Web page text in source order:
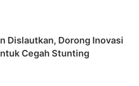
Dislautkan, Dorong Inovasi
Cegah Stunting